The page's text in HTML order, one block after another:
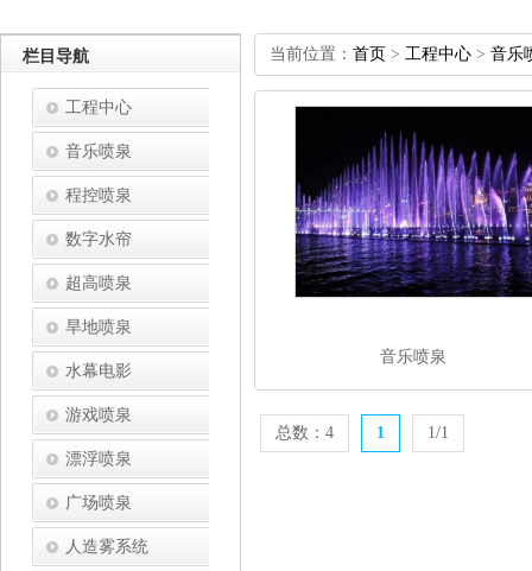
栏目导航
工程中心
音乐喷泉
程控喷泉
数字水帘
超高喷泉
旱地喷泉
水幕电影
游戏喷泉
漂浮喷泉
广场喷泉
人造雾系统
当前位置：首页 > 工程中心 >音乐
音乐喷泉
总数：4 1 1/1